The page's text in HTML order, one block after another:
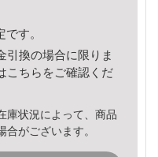
す。
引換の場合に限りま
こちら をご確認くだ
庫状況によって、商品
がございます。